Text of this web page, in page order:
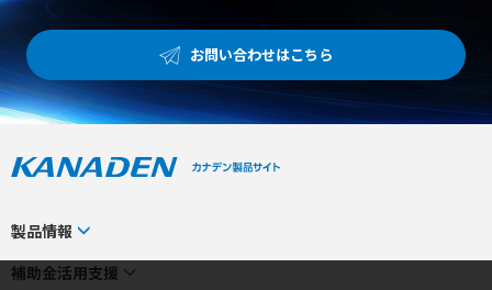
お問い合わせはこちら
製品情報
カテゴリから探す
補助金活用支援